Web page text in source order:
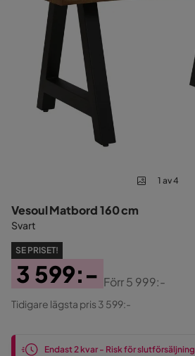
1 av 4
Vesoul Matbord 160 cm
Svart
SE PRISET!
Pris
3 599:-
Original
Pris
Förr5 999:-
Tidigare lägsta pris 3 599:-
Endast 2 kvar - Risk för